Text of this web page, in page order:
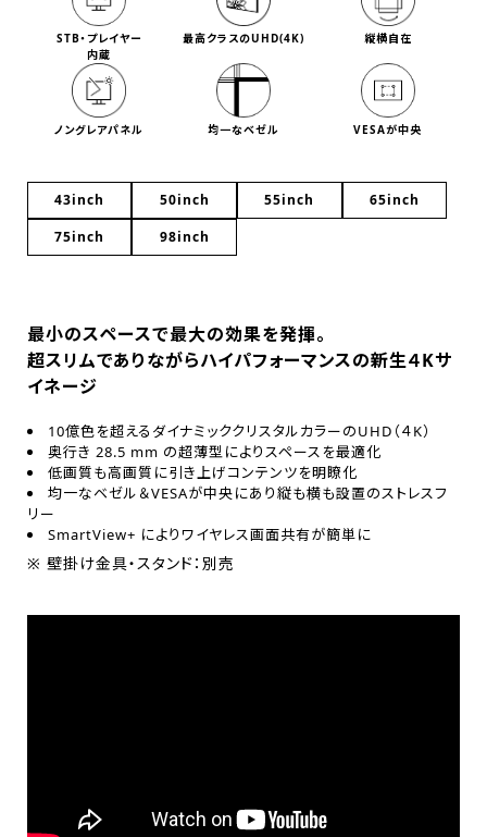
STB・プレイヤー
内蔵
最高クラスのUHD(4K) 縦横自在
ノングレアパネル 均一なベゼル VESAが中央
43inch 50inch 55inch
65inch
75inch
98inch
最小のスペースで最大の効果を発揮。
超スリムでありながらハイパフォーマンスの新生４Kサ
イネージ
10億色を超えるダイナミッククリスタルカラーのUHD（４K）
奥行き 28.5 mm の超薄型によりスペースを最適化
低画質も高画質に引き上げコンテンツを明瞭化
均一なベゼル＆VESAが中央にあり縦も横も設置のストレスフ
リー
SmartView+ によりワイヤレス画面共有が簡単に
※ 壁掛け金具・スタンド：別売